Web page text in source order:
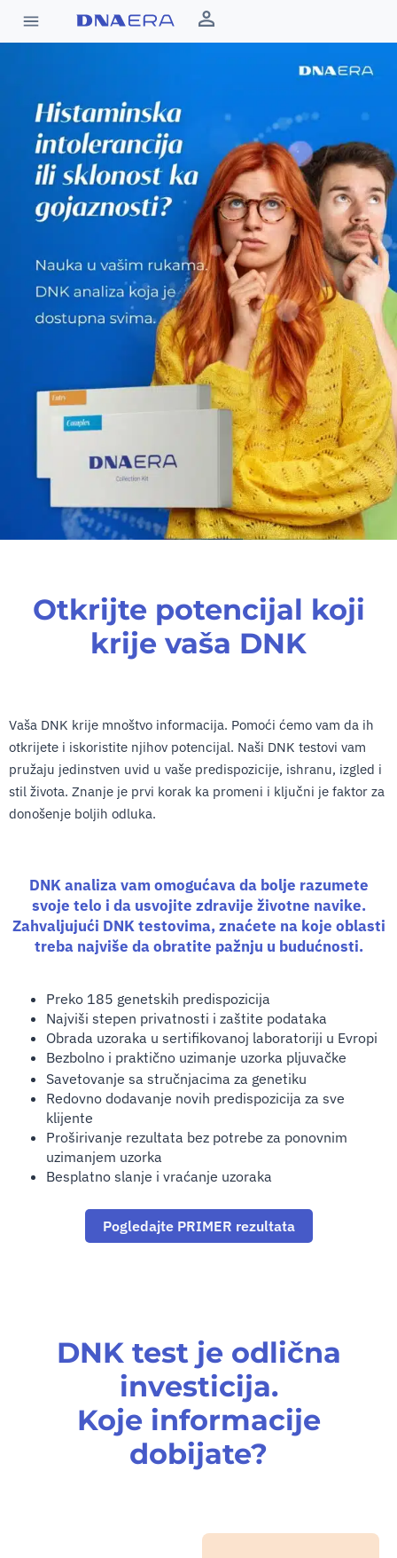
Otkrijte potencijal koji
krije vaša DNK
Vaša DNK krije mnoštvo informacija. Pomoći ćemo vam da ih
otkrijete i iskoristite njihov potencijal. Naši DNK testovi vam
pružaju jedinstven uvid u vaše predispozicije, ishranu, izgled i
stil života. Znanje je prvi korak ka promeni i ključni je faktor za
donošenje boljih odluka.
DNK analiza vam omogućava da bolje razumete
svoje telo i da usvojite zdravije životne navike.
Zahvaljujući DNK testovima, znaćete na koje oblasti
treba najviše da obratite pažnju u budućnosti.
Preko 185 genetskih predispozicija
Najviši stepen privatnosti i zaštite podataka
Obrada uzoraka u sertifikovanoj laboratoriji u Evropi
Bezbolno i praktično uzimanje uzorka pljuvačke
Savetovanje sa stručnjacima za genetiku
Redovno dodavanje novih predispozicija za sve
klijente
Proširivanje rezultata bez potrebe za ponovnim
uzimanjem uzorka
Besplatno slanje i vraćanje uzoraka
Pogledajte PRIMER rezultata
DNK test je odlična
investicija.
Koje informacije
dobijate?